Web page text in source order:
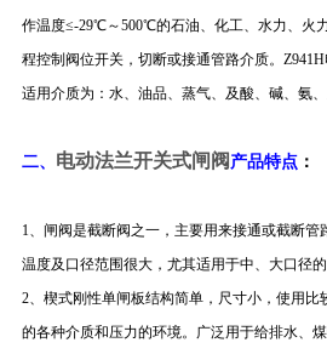
作温度≤-29℃～500℃的石油、化工、水力、火
程控制阀位开关，切断或接通管路介质。
适用介质为：水、油品、蒸气、及酸、碱、氨、
二、 电动法兰开关式闸阀 产品特点：
1、闸阀是截断阀之一，主要用来接通或截断管
温度及口径范围很大，尤其适用于中、大口径的
2、楔式刚性单闸板结构简单，尺寸小，使用比
的各种介质和压力的环境。广泛用于给排水、